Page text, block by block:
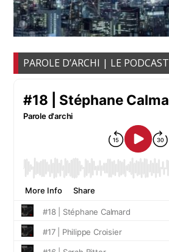
PAROLE D’ARCHI | LE PODCAST